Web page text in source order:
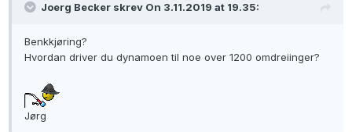
Joerg Becker skrev On 3.11.2019 at 19.35:
Benkkjøring?
Hvordan driver du dynamoen til noe over 1200 omdreiinger?
Jørg